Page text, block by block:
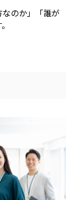
のか」「誰が